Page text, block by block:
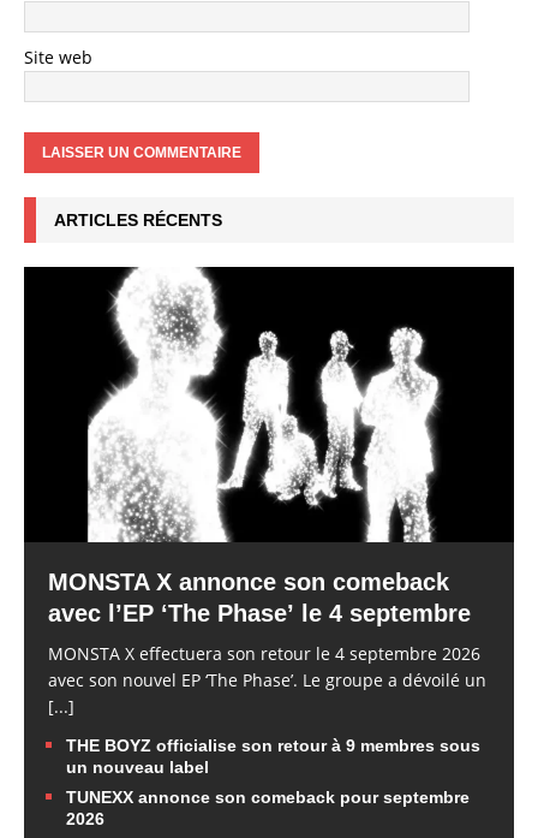
Site web
ARTICLES RÉCENTS
MONSTA X annonce son comeback
avec l’EP ‘The Phase’ le 4 septembre
MONSTA X effectuera son retour le 4 septembre 2026
avec son nouvel EP ‘The Phase’. Le groupe a dévoilé un
[...]
THE BOYZ officialise son retour à 9 membres sous
un nouveau label
TUNEXX annonce son comeback pour septembre
2026